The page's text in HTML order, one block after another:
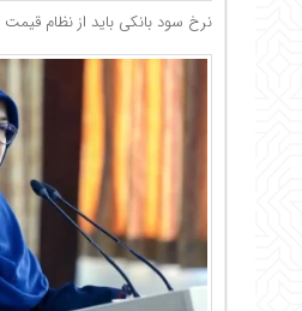
نرخ سود بانکی باید از نظام